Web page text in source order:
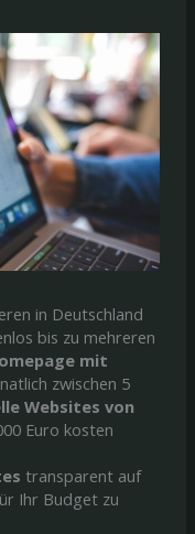
in Deutschland
bis zu mehreren
mit
zwischen 5
Websites von
Euro kosten
transparent auf
Ihr Budget zu